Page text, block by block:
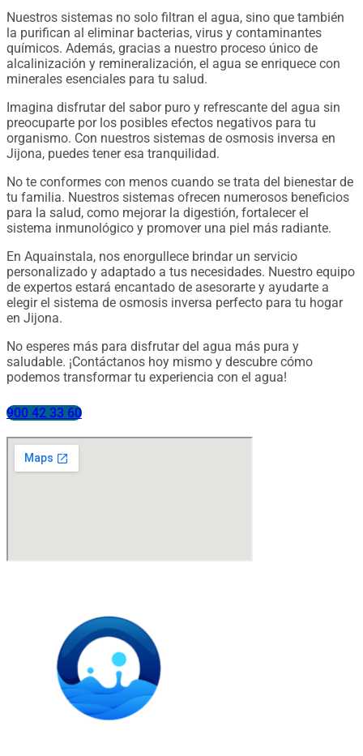
Nuestros sistemas no solo filtran el agua, sino que también
la purifican al eliminar bacterias, virus y contaminantes
químicos. Además, gracias a nuestro proceso único de
alcalinización y remineralización, el agua se enriquece con
minerales esenciales para tu salud.
Imagina disfrutar del sabor puro y refrescante del agua sin
preocuparte por los posibles efectos negativos para tu
organismo. Con nuestros sistemas de osmosis inversa en
Jijona, puedes tener esa tranquilidad.
No te conformes con menos cuando se trata del bienestar de
tu familia. Nuestros sistemas ofrecen numerosos beneficios
para la salud, como mejorar la digestión, fortalecer el
sistema inmunológico y promover una piel más radiante.
En Aquainstala, nos enorgullece brindar un servicio
personalizado y adaptado a tus necesidades. Nuestro equipo
de expertos estará encantado de asesorarte y ayudarte a
elegir el sistema de osmosis inversa perfecto para tu hogar
en Jijona.
No esperes más para disfrutar del agua más pura y
saludable. ¡Contáctanos hoy mismo y descubre cómo
podemos transformar tu experiencia con el agua!
900 42 33 60